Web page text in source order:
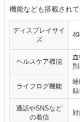
機能なども搭載されて
ディスプレイサイ
ズ
ヘルスケア機能
ライフログ機能
通話やSNSなど
の着信